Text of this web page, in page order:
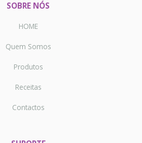
SOBRE NÓS
HOME
Quem Somos
Produtos
Receitas
Contactos